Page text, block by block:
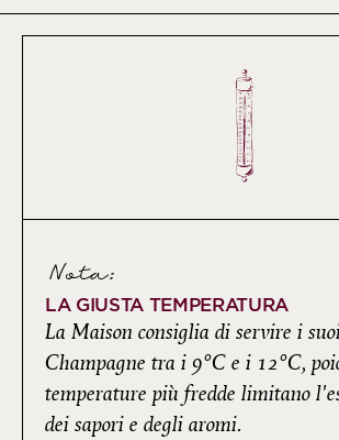
Nota:
LA GIUSTA TEMPERATURA
La Maison consiglia di servire i
Champagne tra i 9°C e i 12°C,
temperature più fredde limitano
dei sapori e degli aromi.